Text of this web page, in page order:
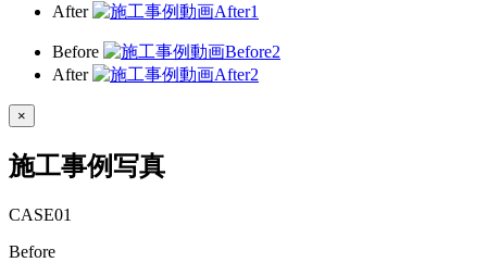
After
Before
After
×
施工事例写真
CASE01
Before